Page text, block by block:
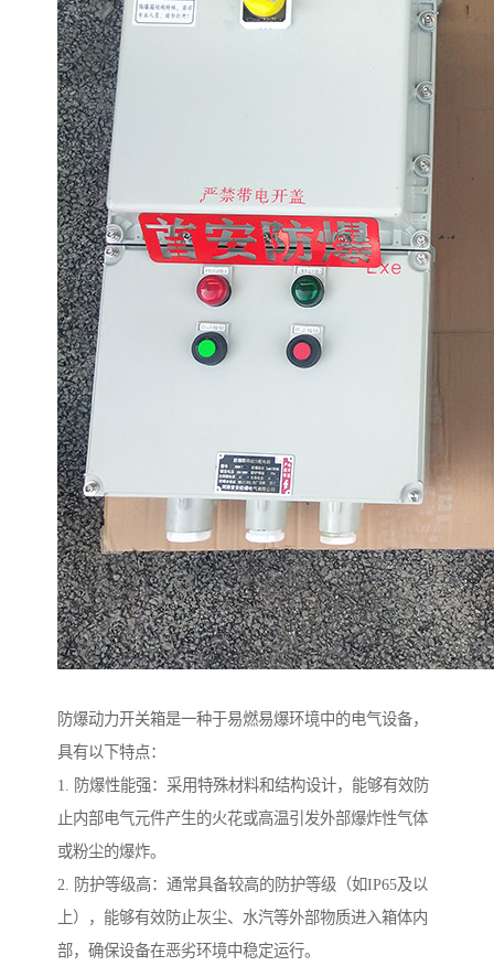
防爆动力开关箱是一种于易燃易爆环境中的电气设备，
具有以下特点：
1. 防爆性能强：采用特殊材料和结构设计，能够有效防
止内部电气元件产生的火花或高温引发外部爆炸性气体
或粉尘的爆炸。
2. 防护等级高：通常具备较高的防护等级（如IP65及以
上），能够有效防止灰尘、水汽等外部物质进入箱体内
部，确保设备在恶劣环境中稳定运行。